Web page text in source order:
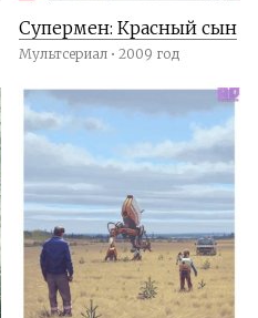
Супермен: Красный сын
Мультсериал • 2009 год